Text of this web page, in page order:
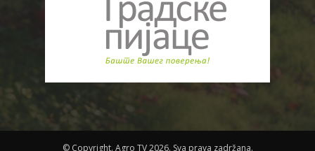
© Copyright. Agro TV 2026. Sva prava zadržana.